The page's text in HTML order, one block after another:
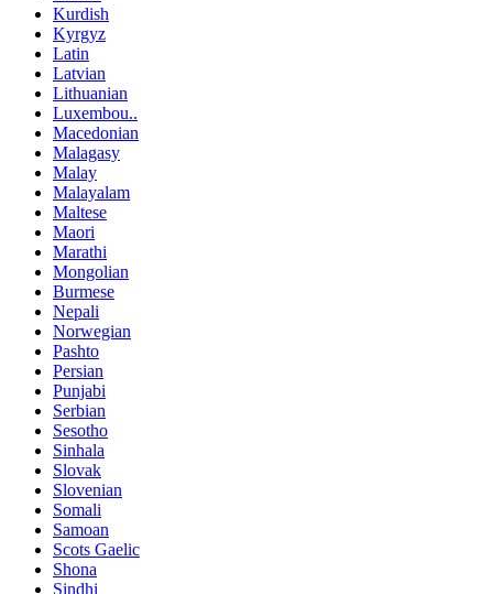
Kurdish
Kyrgyz
Latin
Latvian
Lithuanian
Luxembou..
Macedonian
Malagasy
Malay
Malayalam
Maltese
Maori
Marathi
Mongolian
Burmese
Nepali
Norwegian
Pashto
Persian
Punjabi
Serbian
Sesotho
Sinhala
Slovak
Slovenian
Somali
Samoan
Scots Gaelic
Shona
Sindhi